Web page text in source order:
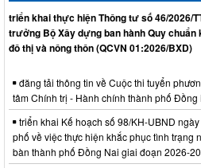
triển khai thực hiện Thông tư số 46/2026/
trưởng Bộ Xây dựng ban hành Quy
đô thị và nông thôn (QCVN 01:2026/BXD)
đăng tải thông tin về Cuộc thi tuyển
tâm Chính trị - Hành chính thành phố Đồng
triển khai Kế hoạch số 98/KH-UBND
phố về việc thực hiện khắc phục tình trạng
bàn thành phố Đồng Nai giai đoạn 2026-